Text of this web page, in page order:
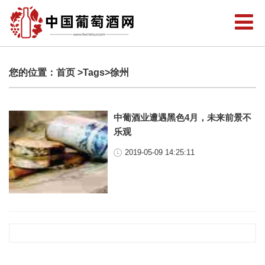
您的位置： 首页 >Tags>徐州
中葡酒业遭遇黑色4月，未来前景不
乐观
2019-05-09 14:25:11